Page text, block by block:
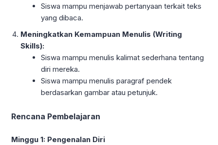
Siswa mampu menjawab pertanyaan terkait teks
yang dibaca.
Meningkatkan Kemampuan Menulis (Writing
Skills):
Siswa mampu menulis kalimat sederhana tentang
diri mereka.
Siswa mampu menulis paragraf pendek
berdasarkan gambar atau petunjuk.
Rencana Pembelajaran
Minggu 1: Pengenalan Diri